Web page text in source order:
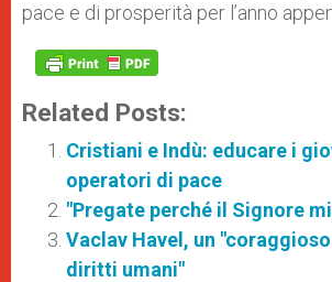
pace e di prosperità per l’anno
Related Posts:
Cristiani e Indù: educare i
operatori di pace
"Pregate perché il Signore
Vaclav Havel, un
diritti umani"